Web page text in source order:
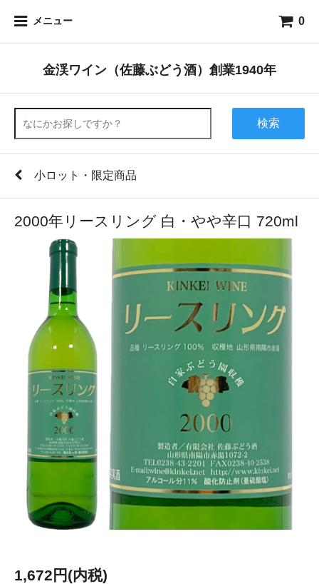
メニュー 0
金渓ワイン（佐藤ぶどう酒）創業1940年
検索
小ロット・限定商品
2000年リースリング 白・やや辛口 720ml
1,672円(内税)